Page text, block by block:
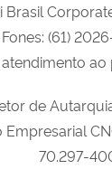
(61)
ao
de
Empresarial
70.297-